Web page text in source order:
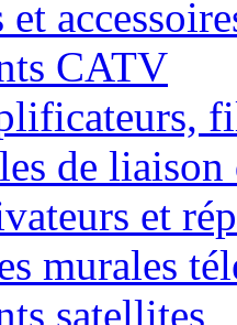
CATV
de liaison
et
murales
satellites